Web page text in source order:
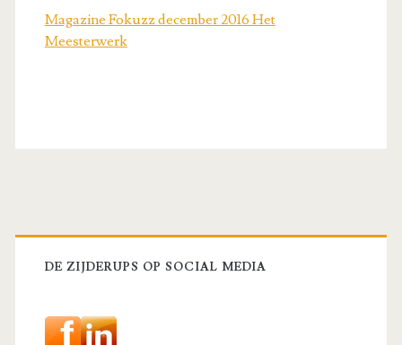
Magazine Fokuzz december 2016 Het
Meesterwerk
Primaire
sidebar
DE ZIJDERUPS OP SOCIAL MEDIA